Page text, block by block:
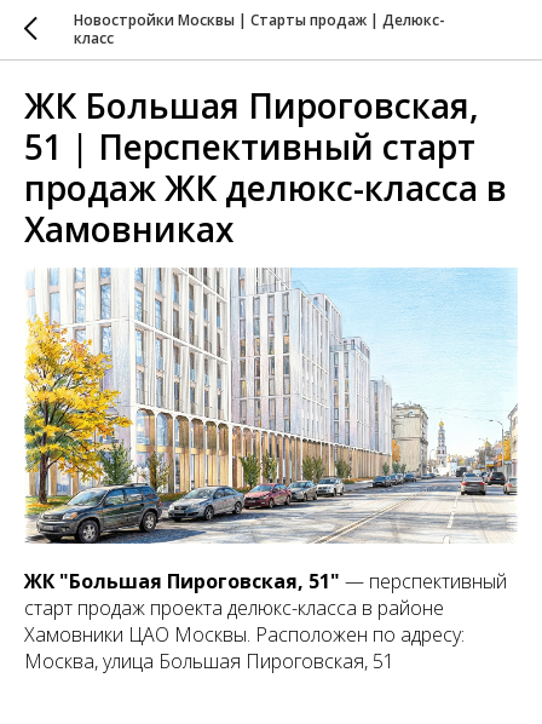
Новостройки Москвы | Старты продаж | Делюкс-
класс
ЖК Большая Пироговская,
51 | Перспективный старт
продаж ЖК делюкс-класса в
Хамовниках
ЖК "Большая Пироговская, 51" — перспективный
старт продаж проекта делюкс-класса в районе
Хамовники ЦАО Москвы. Расположен по адресу:
Москва, улица Большая Пироговская, 51